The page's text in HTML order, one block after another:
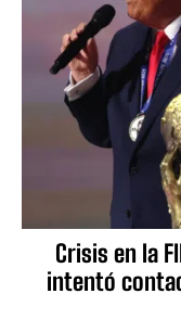
Crisis en la
intentó